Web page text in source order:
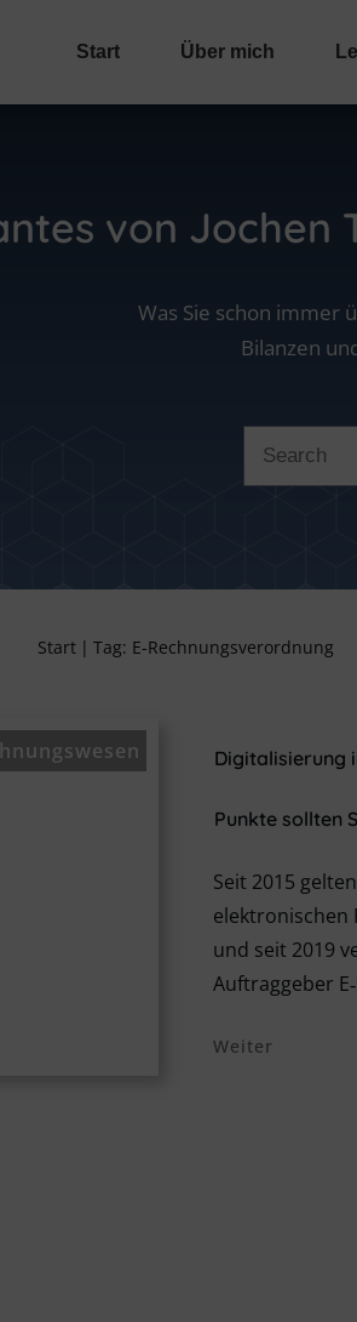
Start Über mich
von Jochen
Was Sie schon immer
Bilanzen
Start | Tag: E-Rechnungsverordnung
Digitalisierung
Punkte sollten
Seit 2015
elektronischen
und seit 2019
Auftraggeber
Weiter